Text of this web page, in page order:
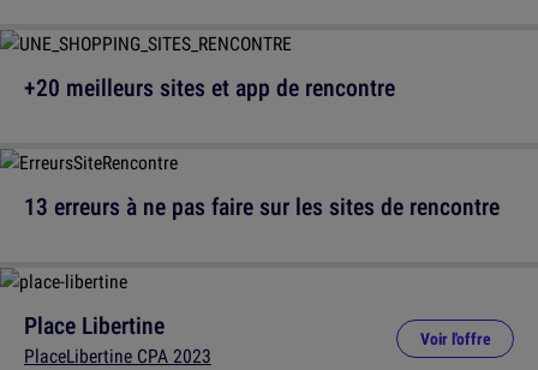
+20 meilleurs sites et app de rencontre
Place Libertine
PlaceLibertine CPA 2023
Voir l'offre
13 erreurs à ne pas faire sur les sites de rencontre